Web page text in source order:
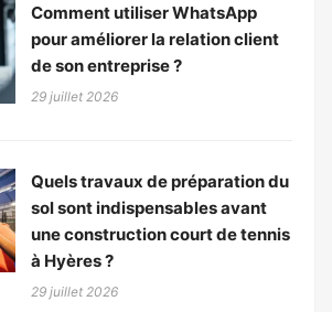
Comment utiliser WhatsApp
pour améliorer la relation client
de son entreprise ?
29 juillet 2026
Quels travaux de préparation du
sol sont indispensables avant
une construction court de tennis
à Hyères ?
29 juillet 2026